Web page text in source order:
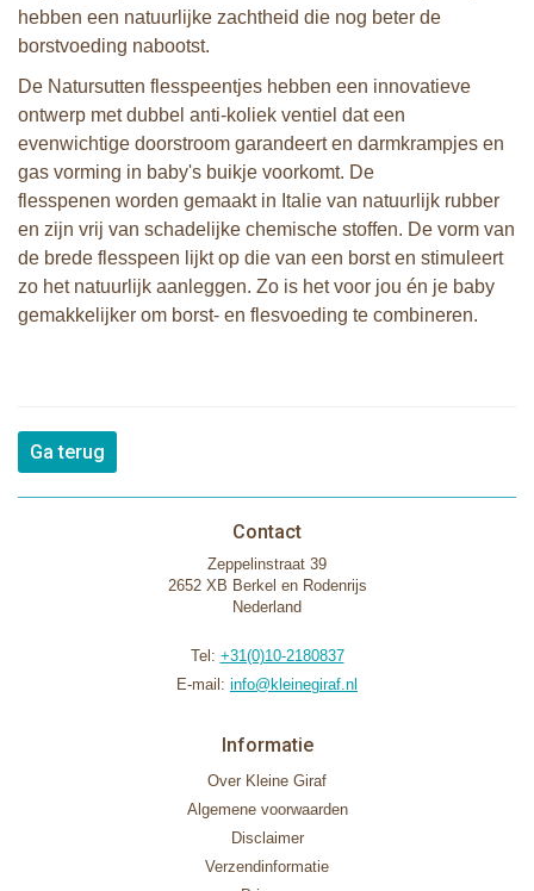
hebben een natuurlijke zachtheid die nog beter de
borstvoeding nabootst.
De Natursutten flesspeentjes hebben een innovatieve
ontwerp met dubbel anti-koliek ventiel dat een
evenwichtige doorstroom garandeert en darmkrampjes en
gas vorming in baby's buikje voorkomt. De
flesspenen worden gemaakt in Italie van natuurlijk rubber
en zijn vrij van schadelijke chemische stoffen. De vorm van
de brede flesspeen lijkt op die van een borst en stimuleert
zo het natuurlijk aanleggen. Zo is het voor jou én je baby
gemakkelijker om borst- en flesvoeding te combineren.
Ga terug
Contact
Zeppelinstraat 39
2652 XB Berkel en Rodenrijs
Nederland
Tel: +31(0)10-2180837
E-mail: info@kleinegiraf.nl
Informatie
Over Kleine Giraf
Algemene voorwaarden
Disclaimer
Verzendinformatie